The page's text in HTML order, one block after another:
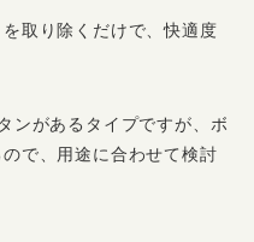
取り除くだけで、快適度
ンがあるタイプですが、ボ
で、用途に合わせて検討